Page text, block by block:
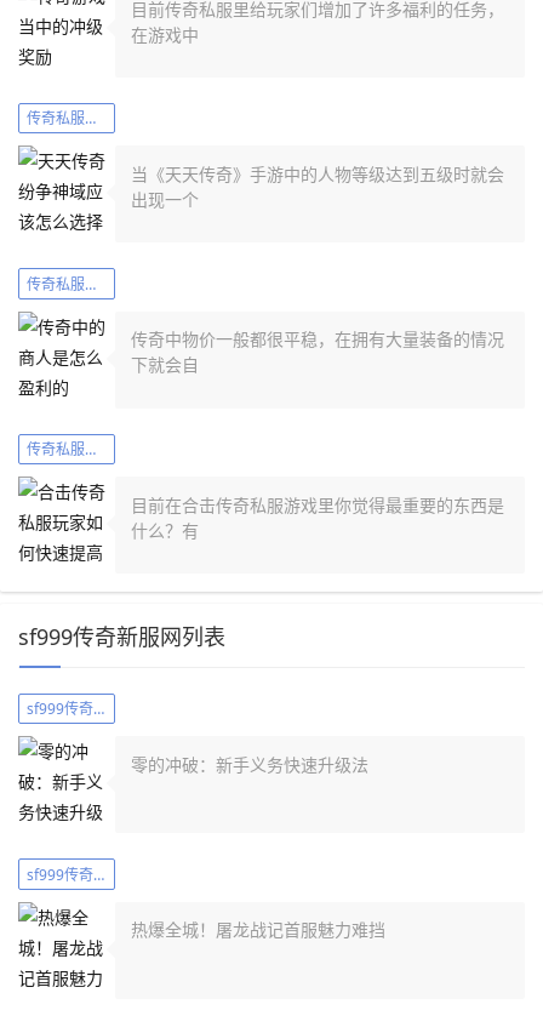
目前传奇私服里给玩家们增加了许多福利的任务，
在游戏中
传奇私服发布网新闻
当《天天传奇》手游中的人物等级达到五级时就会
出现一个
传奇私服发布网新闻
传奇中物价一般都很平稳，在拥有大量装备的情况
下就会自
传奇私服发布网新闻
目前在合击传奇私服游戏里你觉得最重要的东西是
什么？有
sf999传奇新服网列表
sf999传奇新服网列表
零的冲破：新手义务快速升级法
sf999传奇新服网列表
热爆全城！屠龙战记首服魅力难挡